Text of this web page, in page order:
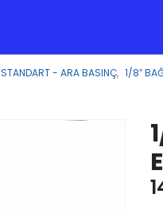
STANDART - ARA BASINÇ, 1/8″